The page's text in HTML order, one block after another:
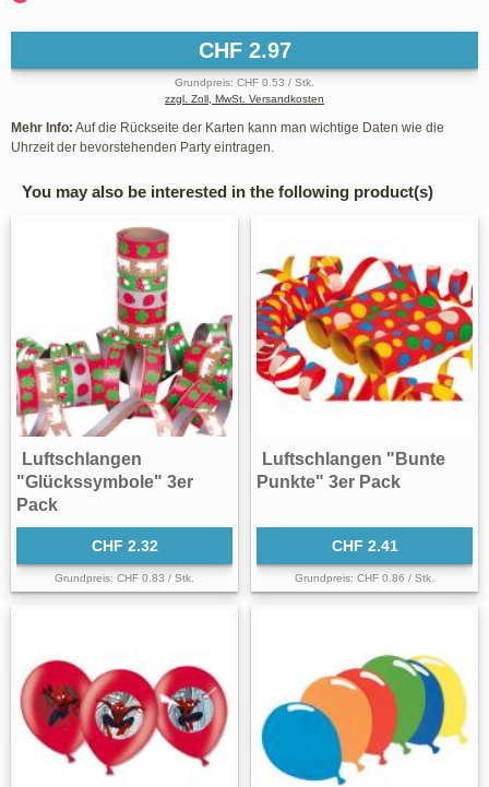
CHF 2.97
Grundpreis: CHF 0.53 / Stk.
zzgl. Zoll, MwSt. Versandkosten
Mehr Info: Auf die Rückseite der Karten kann man wichtige Daten wie die
Uhrzeit der bevorstehenden Party eintragen.
You may also be interested in the following product(s)
Luftschlangen
"Glückssymbole" 3er
Pack
CHF 2.32
Grundpreis: CHF 0.83 / Stk.
Luftschlangen "Bunte
Punkte" 3er Pack
CHF 2.41
Grundpreis: CHF 0.86 / Stk.